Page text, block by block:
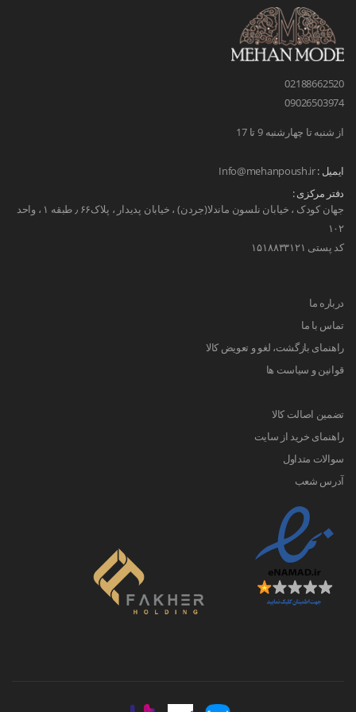
02188662520
09026503974
از شنبه تا چهارشنبه 9 تا 17
ایمیل :Info@mehanpoush.ir
دفتر مرکزی :
جهان کودک ، خیابان نلسون ماندلا(جردن) ، خیابان پدیدار ، پلاک۶۶ ٫ طبقه ۱ ، واحد
۱۰۲
کد پستی ۱۵۱۸۸۳۳۱۲۱
درباره ما
تماس با ما
راهنمای بازگشت، لغو و تعویض کالا
قوانین و سیاست ها
تضمین اصالت کالا
راهنمای خرید از سایت
سوالات متداول
آدرس شعب